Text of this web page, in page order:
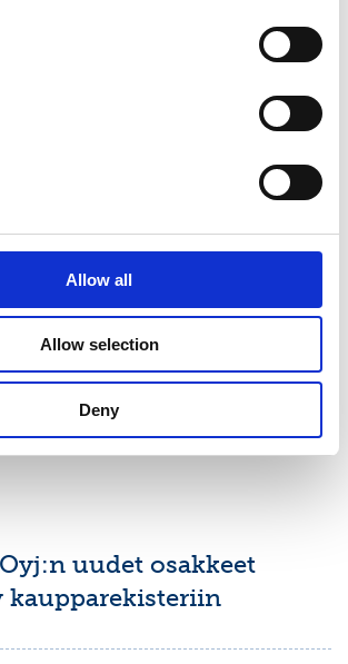
Allow all
Allow selection
Deny
Oyj:n puolivuosikatsaus
9 luvun 10
muuttumisesta
uudet osakkeet
kaupparekisteriin